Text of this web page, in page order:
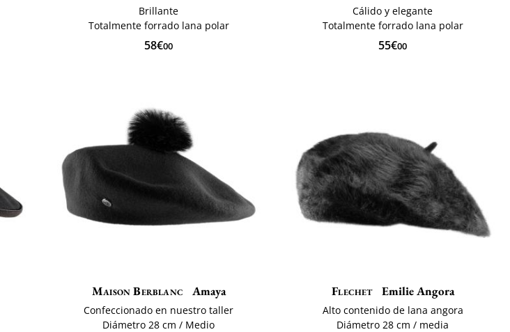
Brillante
Totalmente forrado lana polar
58€00
Cálido y elegante
Totalmente forrado lana polar
55€00
Maison Berblanc Amaya
Confeccionado en nuestro taller
Diámetro 28 cm / Medio
Flechet Emilie Angora
Alto contenido de lana angora
Diámetro 28 cm / media